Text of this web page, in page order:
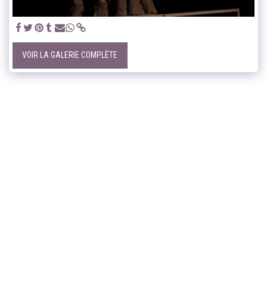
VOIR LA GALERIE COMPLÈTE